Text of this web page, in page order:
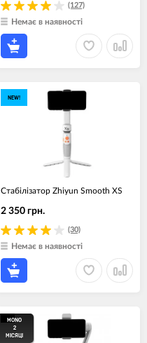
(127)
Немає в наявності
NEW!
Стабілізатор Zhiyun Smooth XS
(30)
2 350 грн.
Немає в наявності
MONO
2
МІСЯЦІ